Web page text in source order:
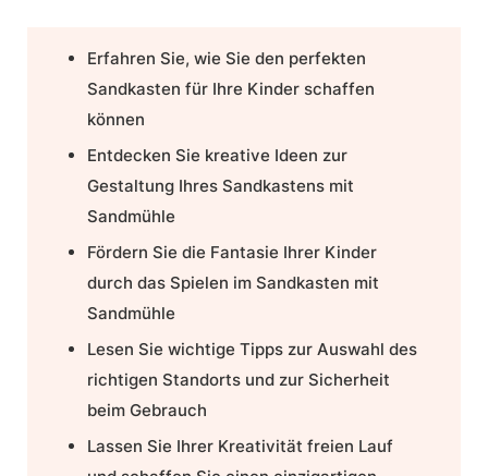
Erfahren Sie, wie Sie den perfekten
Sandkasten für Ihre Kinder schaffen
können
Entdecken Sie kreative Ideen zur
Gestaltung Ihres Sandkastens mit
Sandmühle
Fördern Sie die Fantasie Ihrer Kinder
durch das Spielen im Sandkasten mit
Sandmühle
Lesen Sie wichtige Tipps zur Auswahl des
richtigen Standorts und zur Sicherheit
beim Gebrauch
Lassen Sie Ihrer Kreativität freien Lauf